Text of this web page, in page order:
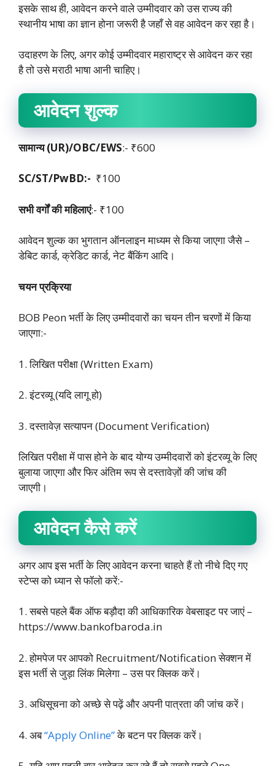
इसके साथ ही, आवेदन करने वाले उम्मीदवार को उस राज्य की
स्थानीय भाषा का ज्ञान होना जरूरी है जहाँ से वह आवेदन कर रहा है।
उदाहरण के लिए, अगर कोई उम्मीदवार महाराष्ट्र से आवेदन कर रहा
है तो उसे मराठी भाषा आनी चाहिए।
आवेदन शुल्क
सामान्य (UR)/OBC/EWS:- ₹600
SC/ST/PwBD:- ₹100
सभी वर्गों की महिलाएं:- ₹100
आवेदन शुल्क का भुगतान ऑनलाइन माध्यम से किया जाएगा जैसे –
डेबिट कार्ड, क्रेडिट कार्ड, नेट बैंकिंग आदि।
चयन प्रक्रिया
BOB Peon भर्ती के लिए उम्मीदवारों का चयन तीन चरणों में किया
जाएगा:-
1. लिखित परीक्षा (Written Exam)
2. इंटरव्यू (यदि लागू हो)
3. दस्तावेज़ सत्यापन (Document Verification)
लिखित परीक्षा में पास होने के बाद योग्य उम्मीदवारों को इंटरव्यू के लिए
बुलाया जाएगा और फिर अंतिम रूप से दस्तावेज़ों की जांच की
जाएगी।
आवेदन कैसे करें
अगर आप इस भर्ती के लिए आवेदन करना चाहते हैं तो नीचे दिए गए
स्टेप्स को ध्यान से फॉलो करें:-
1. सबसे पहले बैंक ऑफ बड़ौदा की आधिकारिक वेबसाइट पर जाएं –
https://www.bankofbaroda.in
2. होमपेज पर आपको Recruitment/Notification सेक्शन में
इस भर्ती से जुड़ा लिंक मिलेगा – उस पर क्लिक करें।
3. अधिसूचना को अच्छे से पढ़ें और अपनी पात्रता की जांच करें।
4. अब“Apply Online”के बटन पर क्लिक करें।